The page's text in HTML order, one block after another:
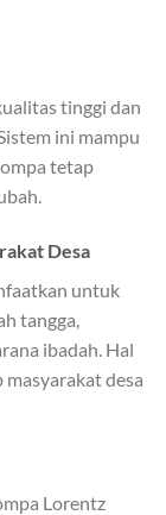
tinggi dan
ini mampu
tetap
Desa
untuk
tangga,
ibadah. Hal
desa
Lorentz